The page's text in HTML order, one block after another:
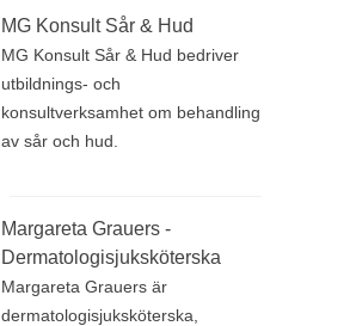
MG Konsult Sår & Hud
MG Konsult Sår & Hud bedriver
utbildnings- och
konsultverksamhet om behandling
av sår och hud.
Margareta Grauers -
Dermatologisjuksköterska
Margareta Grauers är
dermatologisjuksköterska,